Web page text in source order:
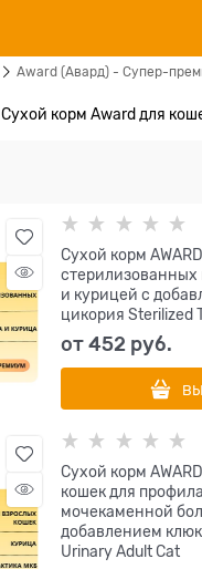
Award (Авард) - Супер-
Сухой корм Award для
Сухой корм
стерилизованных
и курицей с
цикория Sterilized
от452 руб.
Сухой корм
кошек для
мочекаменной
добавлением
Urinary Adult Cat